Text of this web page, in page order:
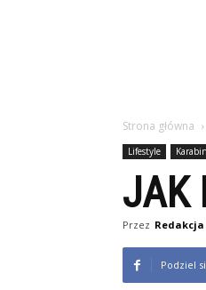
Strona główna
Lifestyle
JAK
Przez Redakcja
Podziel